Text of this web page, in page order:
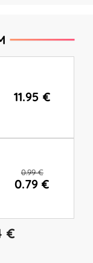
11.95 €
0.99 €
0.79 €
€